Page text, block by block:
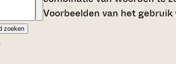
Voorbeelden van het
zoeken